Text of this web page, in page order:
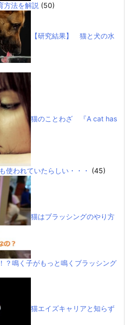
方法を解説 (50)
【研究結果】 猫と犬の水
猫のことわざ 『A cat has
われていたらしい・・・ (45)
猫はブラッシングのやり方
鳴く子がもっと鳴くブラッシング
猫エイズキャリアと知らず